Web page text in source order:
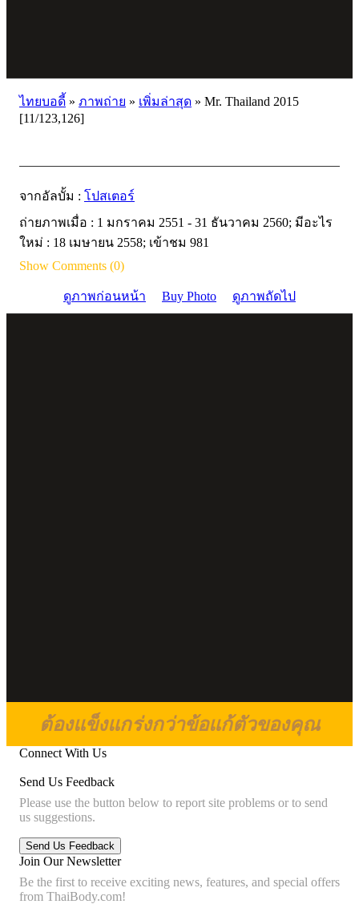
ไทยบอดี้ » ภาพถ่าย » เพิ่มล่าสุด » Mr. Thailand 2015
[11/123,126]
จากอัลบั้ม : โปสเตอร์
ถ่ายภาพเมื่อ : 1 มกราคม 2551 - 31 ธันวาคม 2560; มีอะไร
ใหม่ : 18 เมษายน 2558; เข้าชม 981
Show Comments (0)
ดูภาพก่อนหน้า Buy Photo ดูภาพถัดไป
ต้องแข็งแกร่งกว่าข้อแก้ตัวของคุณ
Connect With Us
Send Us Feedback
Please use the button below to report site problems or to send
us suggestions.
Join Our Newsletter
Be the first to receive exciting news, features, and special offers
from ThaiBody.com!